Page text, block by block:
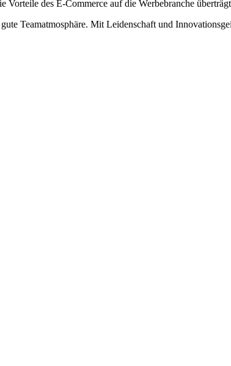
Vorteile des E-Commerce auf die Werbebranche
Teamatmosphäre. Mit Leidenschaft und